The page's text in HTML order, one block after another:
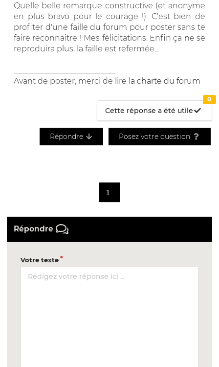
Quelle belle remarque constructive (et anonyme
en plus bravo pour le courage !). C'est bien de
profiter d'une faille du forum pour poster sans te
faire reconnaître ! Mes félicitations. Enfin ça ne se
reproduira plus, la faille est refermée...
Avant de poster, merci de lire la charte du forum
Cette réponse a été utile
0
Répondre Posez votre question
1
Répondre
Votre texte